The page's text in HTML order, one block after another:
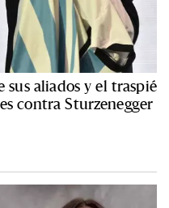
aliados y el traspié
contra Sturzenegger